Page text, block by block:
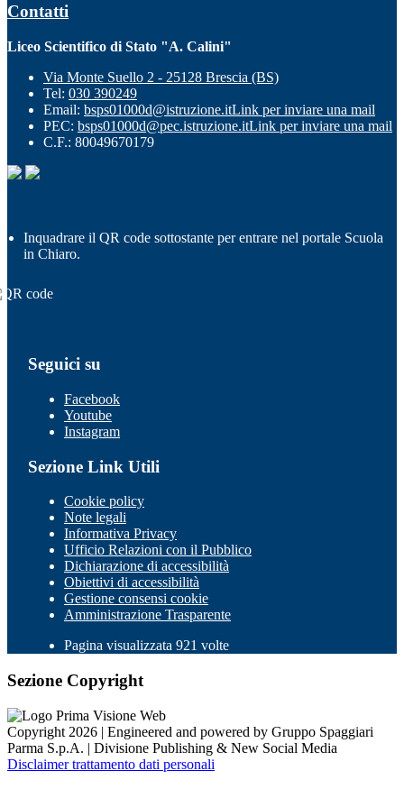
Contatti
Liceo Scientifico di Stato "A. Calini"
Via Monte Suello 2 - 25128 Brescia (BS)
Tel: 030 390249
Email: bsps01000d@istruzione.itLink per inviare una mail
PEC: bsps01000d@pec.istruzione.itLink per inviare una mail
C.F.: 80049670179
Inquadrare il QR code sottostante per entrare nel portale Scuola
in Chiaro.
Seguici su
Facebook
Youtube
Instagram
Sezione Link Utili
Cookie policy
Note legali
Informativa Privacy
Ufficio Relazioni con il Pubblico
Dichiarazione di accessibilità
Obiettivi di accessibilità
Gestione consensi cookie
Amministrazione Trasparente
Pagina visualizzata 921 volte
Sezione Copyright
Copyright 2026 | Engineered and powered by Gruppo Spaggiari
Parma S.p.A. | Divisione Publishing & New Social Media
Disclaimer trattamento dati personali